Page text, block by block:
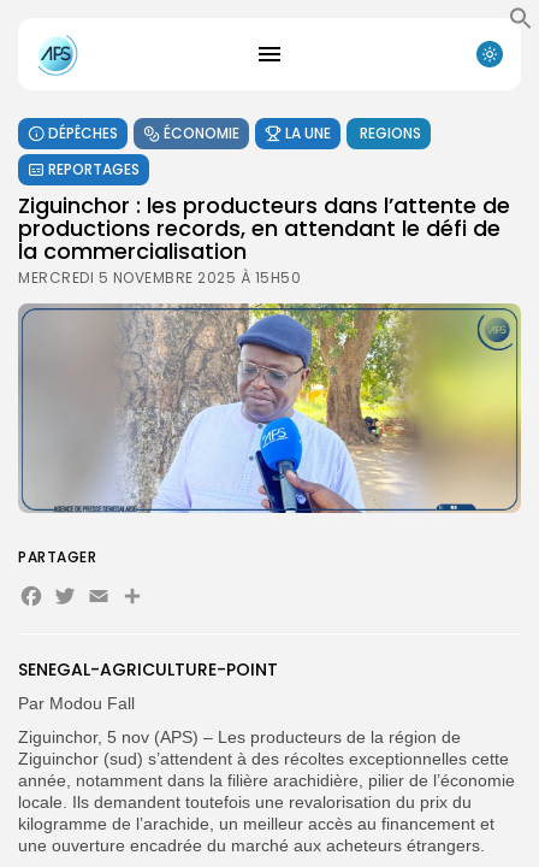
Search
for:
Search
Button
DÉPÊCHES ÉCONOMIE LA UNE
REGIONS
REPORTAGES
Ziguinchor : les producteurs dans l’attente de
productions records, en attendant le défi de
la commercialisation
MERCREDI 5 NOVEMBRE 2025 À 15H50
SENEGAL-AGRICULTURE-POINT
Par Modou Fall
Ziguinchor, 5 nov (APS) – Les producteurs de la région de
Ziguinchor (sud) s’attendent à des récoltes exceptionnelles cette
année, notamment dans la filière arachidière, pilier de l’économie
locale. Ils demandent toutefois une revalorisation du prix du
kilogramme de l’arachide, un meilleur accès au financement et
une ouverture encadrée du marché aux acheteurs étrangers.
PARTAGER
Facebook
Twitter
EmailPartager